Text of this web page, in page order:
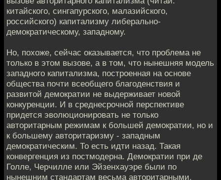
китайского, сингапурского, малазийского,
российского) капитализму либерально-
демократическому, западному.
Но, похоже, сейчас оказывается, что проблема не
только в этом вызове, а в том, что нынешняя модель
западного капитализма, построенная на основе
общества почти всеобщего благоденствия и
развитой демократии не выдерживает новой
конкуренции. И в среднесрочной перспективе
придется эволюционировать не только
авторитарным режимам к большей демократии, но и
к большему авторитаризму - западным
демократическим. То есть идти назад. Такая
конвергенция из постмодерна. Демократии при де
Голле, Черчилле или Эйзенхауэре были по
нынешним стандартам весьма авторитарными.